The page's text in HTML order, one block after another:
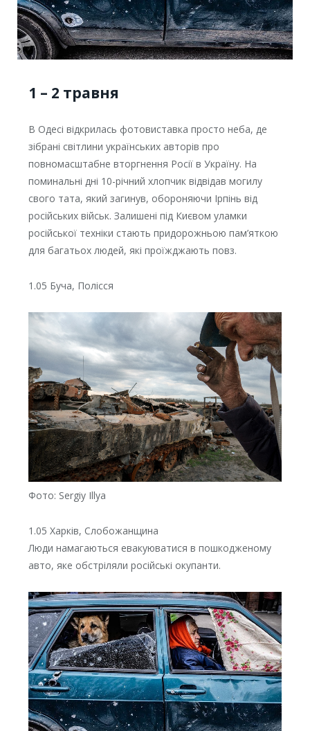
1 – 2 травня
В Одесі відкрилась фотовиставка просто неба, де
зібрані світлини українських авторів про
повномасштабне вторгнення Росії в Україну. На
поминальні дні 10-річний хлопчик відвідав могилу
свого тата, який загинув, обороняючи Ірпінь від
російських військ. Залишені під Києвом уламки
російської техніки стають придорожньою пам’яткою
для багатьох людей, які проїжджають повз.
1.05 Буча, Полісся
Фото: Sergiy Illya
1.05 Харків, Слобожанщина
Люди намагаються евакуюватися в пошкодженому
авто, яке обстріляли російські окупанти.